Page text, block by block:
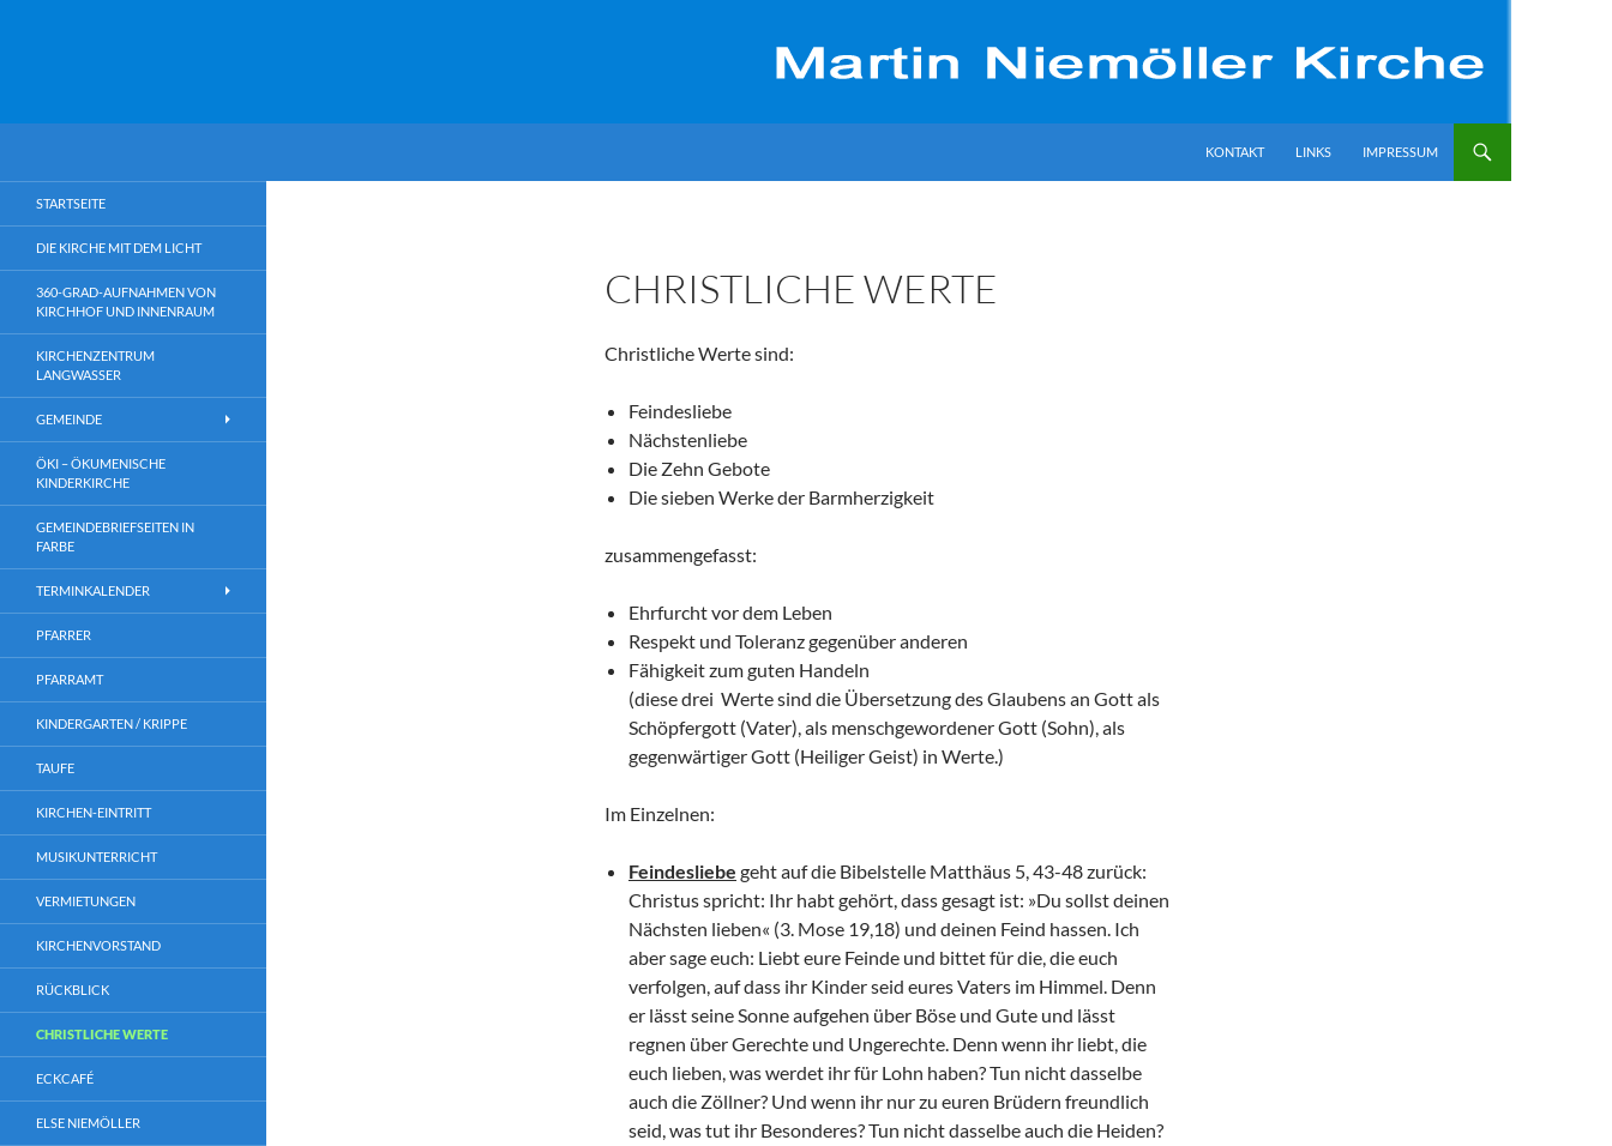
KONTAKT
LINKS IMPRESSUM
CHRISTLICHE WERTE
Christliche Werte sind:
Feindesliebe
Nächstenliebe
Die Zehn Gebote
Die sieben Werke der Barmherzigkeit
zusammengefasst:
Ehrfurcht vor dem Leben
Respekt und Toleranz gegenüber anderen
Fähigkeit zum guten Handeln
(diese drei Werte sind die Übersetzung des Glaubens an Gott als
Schöpfergott (Vater), als menschgewordener Gott (Sohn), als
gegenwärtiger Gott (Heiliger Geist) in Werte.)
Im Einzelnen:
Feindesliebe geht auf die Bibelstelle Matthäus 5, 43-48 zurück:
Christus spricht: Ihr habt gehört, dass gesagt ist: »Du sollst deinen
Nächsten lieben« (3. Mose 19,18) und deinen Feind hassen. Ich
aber sage euch: Liebt eure Feinde und bittet für die, die euch
verfolgen, auf dass ihr Kinder seid eures Vaters im Himmel. Denn
er lässt seine Sonne aufgehen über Böse und Gute und lässt
regnen über Gerechte und Ungerechte. Denn wenn ihr liebt, die
euch lieben, was werdet ihr für Lohn haben? Tun nicht dasselbe
auch die Zöllner? Und wenn ihr nur zu euren Brüdern freundlich
seid, was tut ihr Besonderes? Tun nicht dasselbe auch die Heiden?
STARTSEITE
DIE KIRCHE MIT DEM LICHT
360-GRAD-AUFNAHMEN VON
KIRCHHOF UND INNENRAUM
KIRCHENZENTRUM
LANGWASSER
GEMEINDE
ÖKI – ÖKUMENISCHE
KINDERKIRCHE
GEMEINDEBRIEFSEITEN IN
FARBE
TERMINKALENDER
PFARRER
PFARRAMT
KINDERGARTEN / KRIPPE
TAUFE
KIRCHEN-EINTRITT
MUSIKUNTERRICHT
VERMIETUNGEN
KIRCHENVORSTAND
RÜCKBLICK
CHRISTLICHE WERTE
ECKCAFÉ
ELSE NIEMÖLLER